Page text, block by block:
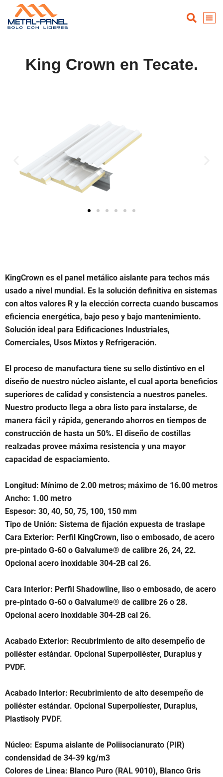
King Crown en Tecate.
KingCrown es el panel metálico aislante para techos más
usado a nivel mundial. Es la solución definitiva en sistemas
con altos valores R y la elección correcta cuando buscamos
eficiencia energética, bajo peso y bajo mantenimiento.
Solución ideal para Edificaciones Industriales,
Comerciales, Usos Mixtos y Refrigeración.
El proceso de manufactura tiene su sello distintivo en el
diseño de nuestro núcleo aislante, el cual aporta beneficios
superiores de calidad y consistencia a nuestros paneles.
Nuestro producto llega a obra listo para instalarse, de
manera fácil y rápida, generando ahorros en tiempos de
construcción de hasta un 50%. El diseño de costillas
realzadas provee máxima resistencia y una mayor
capacidad de espaciamiento.
Longitud: Mínimo de 2.00 metros; máximo de 16.00 metros
Ancho: 1.00 metro
Espesor: 30, 40, 50, 75, 100, 150 mm
Tipo de Unión: Sistema de fijación expuesta de traslape
Cara Exterior: Perfil KingCrown, liso o embosado, de acero
pre-pintado G-60 o Galvalume® de calibre 26, 24, 22.
Opcional acero inoxidable 304-2B cal 26.
Cara Interior: Perfil Shadowline, liso o embosado, de acero
pre-pintado G-60 o Galvalume® de calibre 26 o 28.
Opcional acero inoxidable 304-2B cal 26.
Acabado Exterior: Recubrimiento de alto desempeño de
poliéster estándar. Opcional Superpoliéster, Duraplus y
PVDF.
Acabado Interior: Recubrimiento de alto desempeño de
poliéster estándar. Opcional Superpolíester, Duraplus,
Plastisoly PVDF.
Núcleo: Espuma aislante de Poliisocianurato (PIR)
condensidad de 34-39 kg/m3
Colores de Linea: Blanco Puro (RAL 9010), Blanco Gris